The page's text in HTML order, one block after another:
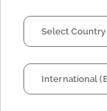
Neem contact met
Select Country
International